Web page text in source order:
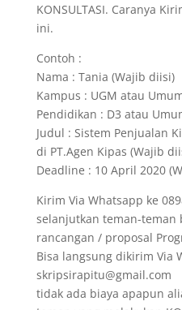
KONSULTASI. Caranya
ini.
Contoh :
Nama : Tania (Wajib diisi)
Kampus : UGM atau
Pendidikan : D3 atau
Judul : Sistem Penjualan
di PT.Agen Kipas (Wajib
Deadline : 10 April 2020
Kirim Via Whatsapp ke
selanjutkan teman-teman
rancangan / proposal
Bisa langsung dikirim Via
skripsirapitu@gmail.com
tidak ada biaya apapun